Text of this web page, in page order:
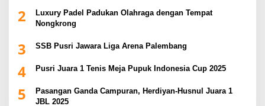
2
Luxury Padel Padukan Olahraga dengan Tempat
Nongkrong
3 SSB Pusri Jawara Liga Arena Palembang
4 Pusri Juara 1 Tenis Meja Pupuk Indonesia Cup 2025
5
Pasangan Ganda Campuran, Herdiyan-Husnul Juara 1
JBL 2025